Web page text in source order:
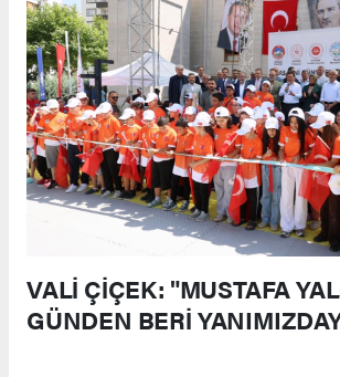
VALİ ÇİÇEK: "MUSTAFA
GÜNDEN BERİ